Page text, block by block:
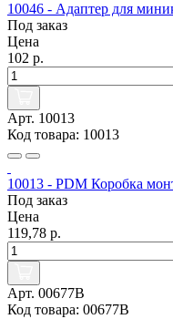
10046 - Адаптер для
Под заказ
Цена
102 р.
Арт. 10013
Код товара: 10013
10013 - PDM Коробка
Под заказ
Цена
119,78 р.
Арт. 00677B
Код товара: 00677B